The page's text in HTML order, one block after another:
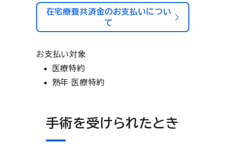
在宅療養共済金のお支払いについ
て
お支払い対象
医療特約
熟年 医療特約
手術を受けられたとき